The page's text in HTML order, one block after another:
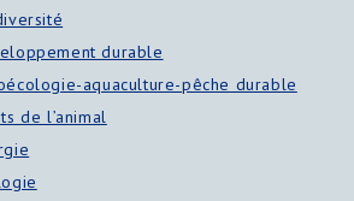
durable
aquaculture-pêche durable
de l’animal